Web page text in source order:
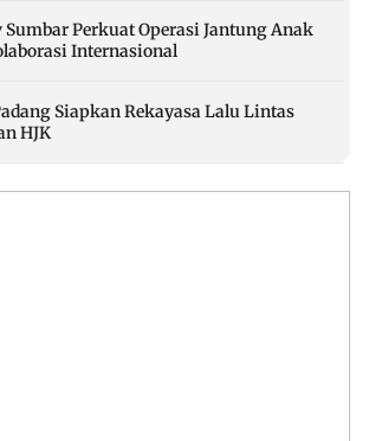
Sumbar Perkuat Operasi Jantung Anak
Internasional
Siapkan Rekayasa Lalu Lintas
HJK